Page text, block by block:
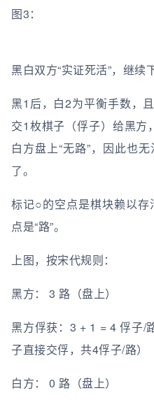
图3：
黑白双方“实证死活”，继续
黑1后，白2为平衡手数，
交1枚棋子（俘子）给黑方
白方盘上“无路”，因此也
了。
标记○的空点是棋块赖以
点是“路”。
上图，按宋代规则：
黑方： 3 路（盘上）
黑方俘获：3 + 1 = 4 俘子/
子直接交俘，共4俘子/路）
白方： 0 路（盘上）